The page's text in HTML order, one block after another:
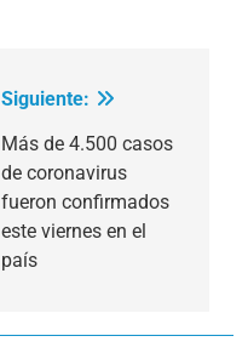
Siguiente:
Más de 4.500 casos
de coronavirus
fueron confirmados
este viernes en el
país